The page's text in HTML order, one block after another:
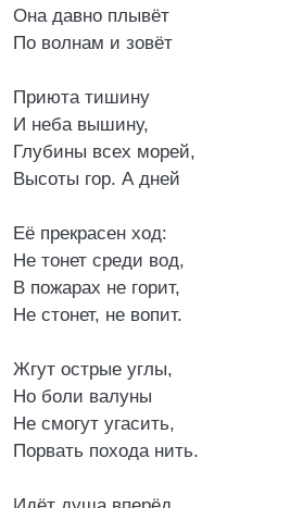
Она давно плывёт
По волнам и зовёт
Приюта тишину
И неба вышину,
Глубины всех морей,
Высоты гор. А дней
Её прекрасен ход:
Не тонет среди вод,
В пожарах не горит,
Не стонет, не вопит.
Жгут острые углы,
Но боли валуны
Не смогут угасить,
Порвать похода нить.